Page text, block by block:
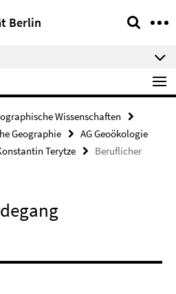
Berlin
Wissenschaften
Geographie
AG Geoökologie
Terytze
Beruflicher